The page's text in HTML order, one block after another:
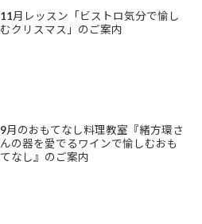
11月レッスン「ビストロ気分で愉し
むクリスマス」のご案内
9月のおもてなし料理教室『緒方環さ
んの器を愛でるワインで愉しむおも
てなし』のご案内